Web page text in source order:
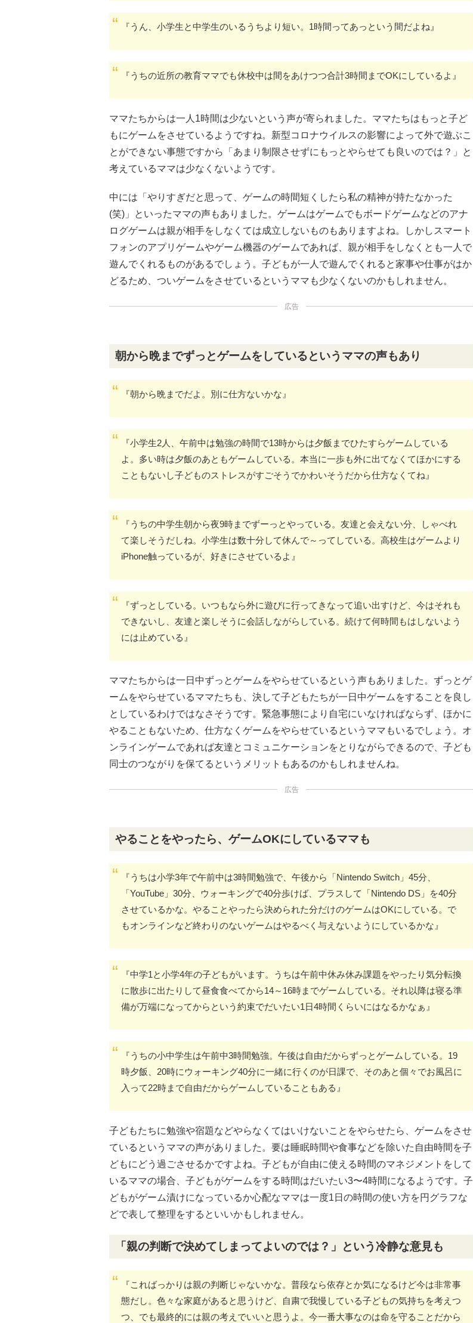
『うん、小学生と中学生のいるうちより短い。1時間ってあっという間だよね』
『うちの近所の教育ママでも休校中は間をあけつつ合計3時間までOKにしているよ』
ママたちからは一人1時間は少ないという声が寄られました。ママたちはもっと子ど
もにゲームをさせているようですね。新型コロナウイルスの影響によって外で遊ぶこ
とができない事態ですから「あまり制限させずにもっとやらせても良いのでは？」と
考えているママは少なくないようです。
中には「やりすぎだと思って、ゲームの時間短くしたら私の精神が持たなかった
(笑)」といったママの声もありました。ゲームはゲームでもボードゲームなどのアナ
ログゲームは親が相手をしなくては成立しないものもありますよね。しかしスマート
フォンのアプリゲームやゲーム機器のゲームであれば、親が相手をしなくとも一人で
遊んでくれるものがあるでしょう。子どもが一人で遊んでくれると家事や仕事がはか
どるため、ついゲームをさせているというママも少なくないのかもしれません。
広告
朝から晩までずっとゲームをしているというママの声もあり
『朝から晩までだよ。別に仕方ないかな』
『小学生2人、午前中は勉強の時間で13時からは夕飯までひたすらゲームしている
よ。多い時は夕飯のあともゲームしている。本当に一歩も外に出てなくてほかにする
こともないし子どものストレスがすごそうでかわいそうだから仕方なくてね』
『うちの中学生朝から夜9時までずーっとやっている。友達と会えない分、しゃべれ
て楽しそうだしね。小学生は数十分して休んで～ってしている。高校生はゲームより
iPhone触っているが、好きにさせているよ』
『ずっとしている。いつもなら外に遊びに行ってきなって追い出すけど、今はそれも
できないし、友達と楽しそうに会話しながらしている。続けて何時間もはしないよう
には止めている』
ママたちからは一日中ずっとゲームをやらせているという声もありました。ずっとゲ
ームをやらせているママたちも、決して子どもたちが一日中ゲームをすることを良し
としているわけではなさそうです。緊急事態により自宅にいなければならず、ほかに
やることもないため、仕方なくゲームをやらせているというママもいるでしょう。オ
ンラインゲームであれば友達とコミュニケーションをとりながらできるので、子ども
同士のつながりを保てるというメリットもあるのかもしれませんね。
広告
やることをやったら、ゲームOKにしているママも
『うちは小学3年で午前中は3時間勉強で、午後から「Nintendo Switch」45分、
「YouTube」30分、ウォーキングで40分歩けば、プラスして「Nintendo DS」を40分
させているかな。やることやったら決められた分だけのゲームはOKにしている。で
もオンラインなど終わりのないゲームはやるべく与えないようにしているかな』
『中学1と小学4年の子どもがいます。うちは午前中休み休み課題をやったり気分転換
に散歩に出たりして昼食食べてから14～16時までゲームしている。それ以降は寝る準
備が万端になってからという約束でだいたい1日4時間くらいにはなるかなぁ』
『うちの小中学生は午前中3時間勉強。午後は自由だからずっとゲームしている。19
時夕飯、20時にウォーキング40分に一緒に行くのが日課で、そのあと個々でお風呂に
入って22時まで自由だからゲームしていることもある』
子どもたちに勉強や宿題などやらなくてはいけないことをやらせたら、ゲームをさせ
ているというママの声がありました。要は睡眠時間や食事などを除いた自由時間を子
どもにどう過ごさせるかですよね。子どもが自由に使える時間のマネジメントをして
いるママの場合、子どもがゲームをする時間はだいたい3〜4時間になるようです。子
どもがゲーム漬けになっているか心配なママは一度1日の時間の使い方を円グラフな
どで表して整理をするといいかもしれません。
「親の判断で決めてしまってよいのでは？」という冷静な意見も
『こればっかりは親の判断じゃないかな。普段なら依存とか気になるけど今は非常事
態だし。色々な家庭があると思うけど、自粛で我慢している子どもの気持ちを考えつ
つ、でも最終的には親の考えでいいと思うよ。今一番大事なのは命を守ることだから